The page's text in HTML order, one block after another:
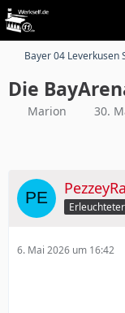
Bayer 04 Leverkusen
Die
Marion 30.
Erleuchteter
6. Mai 2026 um 16:42